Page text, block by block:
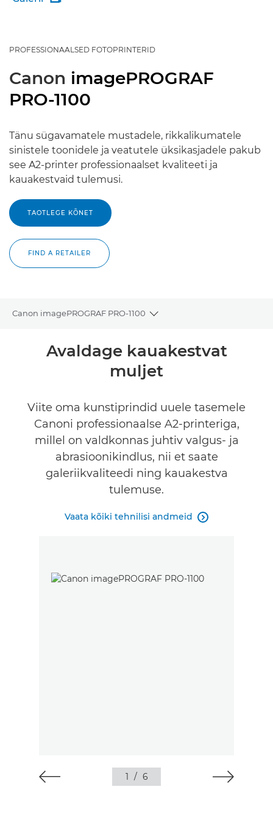
PROFESSIONAALSED FOTOPRINTERID
Canon imagePROGRAF
PRO-1100
Tänu sügavamatele mustadele, rikkalikumatele
sinistele toonidele ja veatutele üksikasjadele pakub
see A2-printer professionaalset kvaliteeti ja
kauakestvaid tulemusi.
TAOTLEGE KÕNET
FIND A RETAILER
Canon imagePROGRAF PRO-1100
Toggle breadcrumbs
Galerii
FIND A RETAILER
Avaldage kauakestvat
muljet
Viite oma kunstiprindid uuele tasemele
Canoni professionaalse A2-printeriga,
millel on valdkonnas juhtiv valgus- ja
abrasioonikindlus, nii et saate
galeriikvaliteedi ning kauakestva
tulemuse.
Vaata kõiki tehnilisi andmeid 
1 / 6